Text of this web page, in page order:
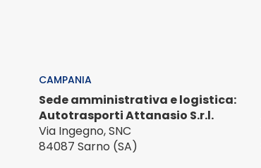
CAMPANIA
Sede amministrativa e logistica:
Autotrasporti Attanasio S.r.l.
Via Ingegno, SNC
84087 Sarno (SA)